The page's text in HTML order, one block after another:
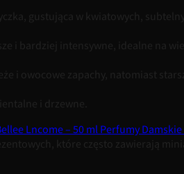
gustująca w kwiatowych,
i bardziej intensywne, idealne na
i owocowe zapachy, natomiast
i drzewne.
Lncome – 50 ml Perfumy
które często zawierają